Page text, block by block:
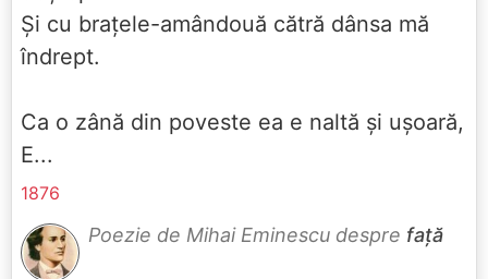
Şi cu braţele-amândouă cătră dânsa mă
îndrept.
Ca o zână din poveste ea e naltă şi uşoară,
E...
1876
Poezie de Mihai Eminescu despre față